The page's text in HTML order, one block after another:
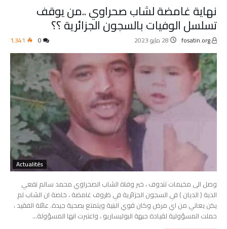
نهاية غامضة لشاب صحراوي ..من يوقف
تسلسل الوفيات بالسجون الجزائرية ؟؟
28 مايو 2023 1٬341
Actualités
وصل الى مخيمات تندوف ، خبر وفاة الشاب الصحراوي محمد سالم نفعي
الدية ( الديان ) في السجون الجزائرية في ظروف غامضة ، خاصة ان الشاب لم
يكن يعاني من اي مرض وكان قوي البنية ويتمتع بصحية جيدة. عائلة الفقيد ،
حملت المسؤولية لقيادة جبهة البوليساريو ، واعتبرت انها المسؤولة…